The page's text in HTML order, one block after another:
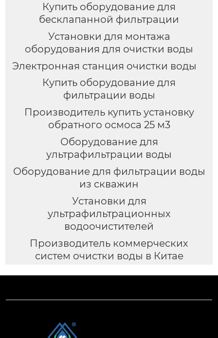
Купить оборудование для
бесклапанной фильтрации
Установки для монтажа
оборудования для очистки воды
Электронная станция очистки воды
Купить оборудование для
фильтрации воды
Производитель купить установку
обратного осмоса 25 м3
Оборудование для
ультрафильтрации воды
Оборудование для фильтрации воды
из скважин
Установки для
ультрафильтрационных
водоочистителей
Производитель коммерческих
систем очистки воды в Китае